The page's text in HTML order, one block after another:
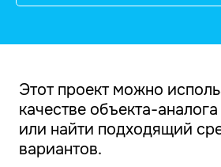
Этот проект можно
качестве объекта-
или найти подходящий
вариантов.